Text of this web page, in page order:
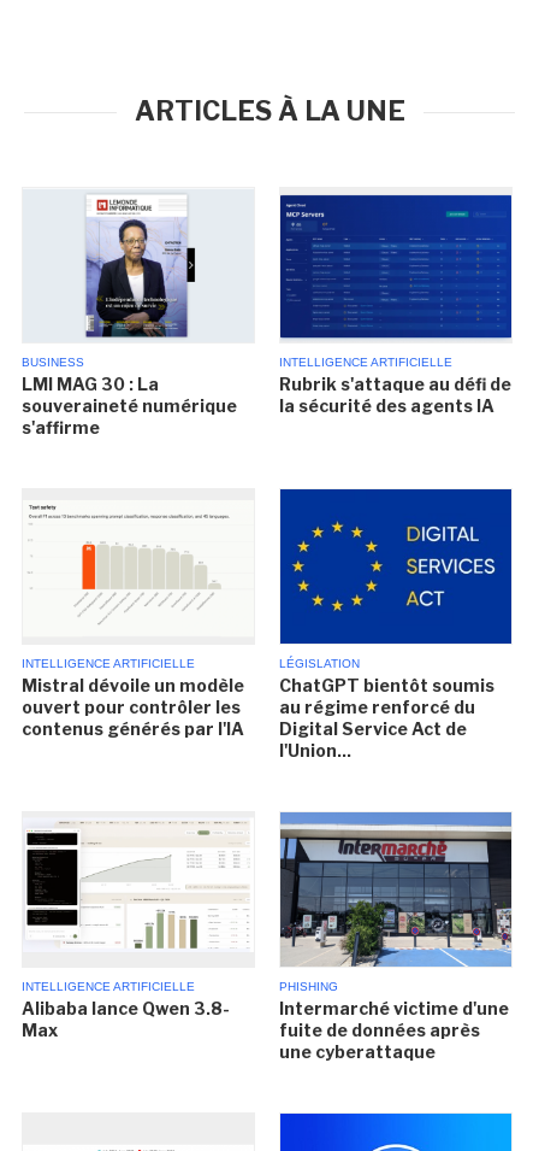
ARTICLES À LA UNE
BUSINESS
LMI MAG 30 : La
souveraineté numérique
s'affirme
INTELLIGENCE ARTIFICIELLE
Rubrik s'attaque au défi de
la sécurité des agents IA
INTELLIGENCE ARTIFICIELLE
Mistral dévoile un modèle
ouvert pour contrôler les
contenus générés par l'IA
LÉGISLATION
ChatGPT bientôt soumis
au régime renforcé du
Digital Service Act de
l'Union...
INTELLIGENCE ARTIFICIELLE
Alibaba lance Qwen 3.8-
Max
PHISHING
Intermarché victime d'une
fuite de données après
une cyberattaque